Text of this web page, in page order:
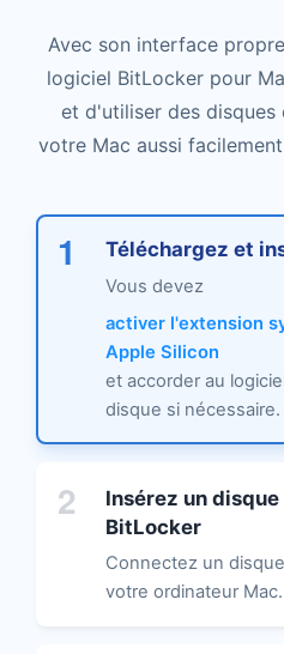
Avec son interface
logiciel BitLocker pour
et d'utiliser des
votre Mac aussi
1 Téléchargez et
Vous devez
activer l'extension
Apple Silicon
et accorder au
disque si nécessaire.
2
Insérez un
BitLocker
Connectez un
votre ordinateur Mac.